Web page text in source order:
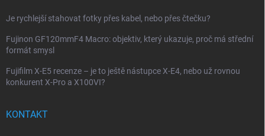
Je rychlejší stahovat fotky přes kabel, nebo přes čtečku?
Fujinon GF120mmF4 Macro: objektiv, který ukazuje, proč má střední
formát smysl
Fujifilm X-E5 recenze – je to ještě nástupce X-E4, nebo už rovnou
konkurent X-Pro a X100VI?
KONTAKT